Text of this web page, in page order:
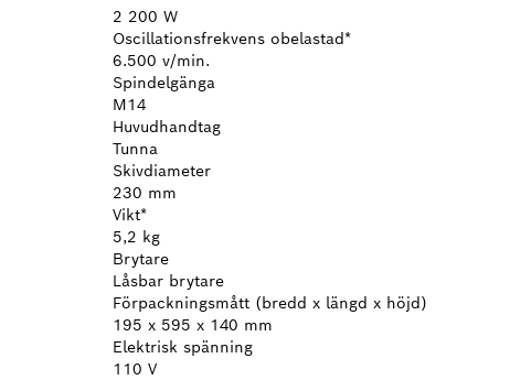
2 200 W
Oscillationsfrekvens obelastad*
6.500 v/min.
Spindelgänga
M14
Huvudhandtag
Tunna
Skivdiameter
230 mm
Vikt*
5,2 kg
Brytare
Låsbar brytare
Förpackningsmått (bredd x längd x höjd)
195 x 595 x 140 mm
Elektrisk spänning
110 V